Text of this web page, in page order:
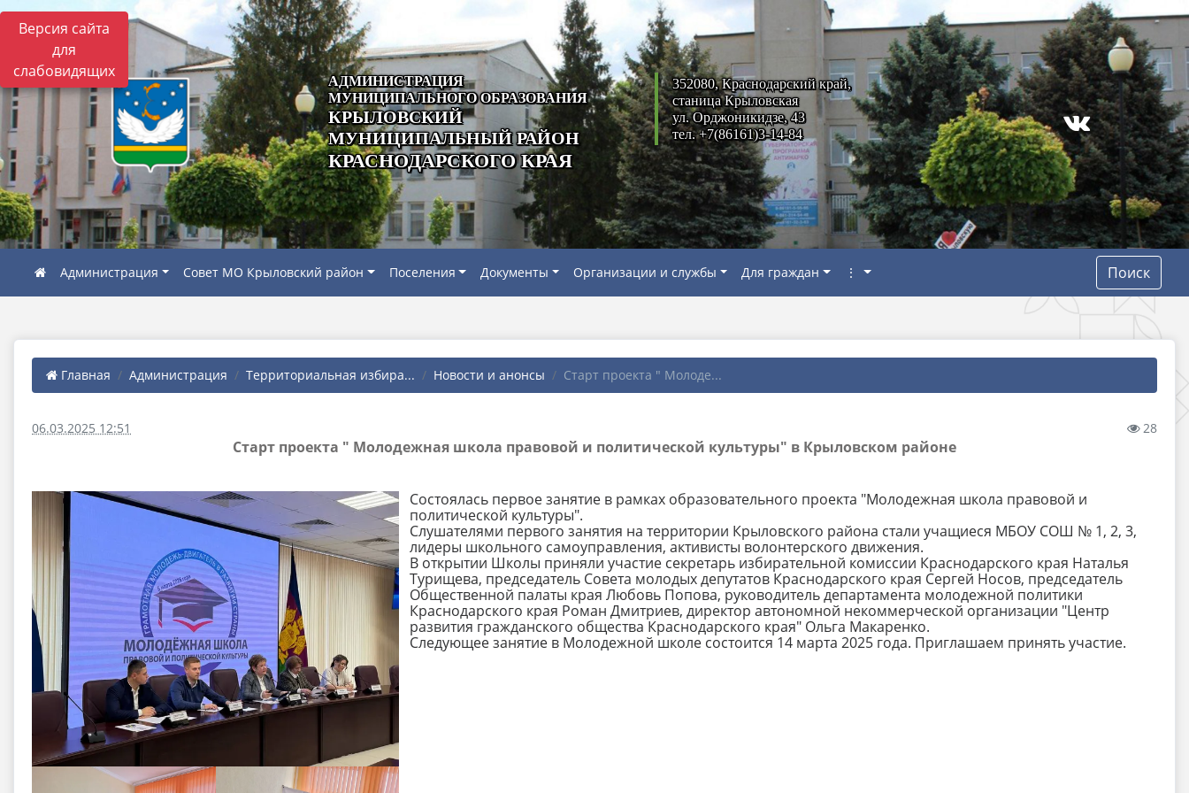
Версия сайта
для
слабовидящих
АДМИНИСТРАЦИЯ
МУНИЦИПАЛЬНОГО ОБРАЗОВАНИЯ
КРЫЛОВСКИЙ
МУНИЦИПАЛЬНЫЙ РАЙОН
КРАСНОДАРСКОГО КРАЯ
352080, Краснодарский край,
станица Крыловская
ул. Орджоникидзе, 43
тел. +7(86161)3-14-84
Администрация Совет МО Крыловский район Поселения Документы Организации и службы Для граждан ⋮ Поиск
Главная Администрация Территориальная избира... Новости и анонсы Старт проекта " Молоде...
06.03.2025 12:51 28
Старт проекта " Молодежная школа правовой и политической культуры" в Крыловском районе
Состоялась первое занятие в рамках образовательного проекта "Молодежная школа правовой и
политической культуры".
Слушателями первого занятия на территории Крыловского района стали учащиеся МБОУ СОШ № 1, 2, 3,
лидеры школьного самоуправления, активисты волонтерского движения.
В открытии Школы приняли участие секретарь избирательной комиссии Краснодарского края Наталья
Турищева, председатель Совета молодых депутатов Краснодарского края Сергей Носов, председатель
Общественной палаты края Любовь Попова, руководитель департамента молодежной политики
Краснодарского края Роман Дмитриев, директор автономной некоммерческой организации "Центр
развития гражданского общества Краснодарского края" Ольга Макаренко.
Следующее занятие в Молодежной школе состоится 14 марта 2025 года. Приглашаем принять участие.